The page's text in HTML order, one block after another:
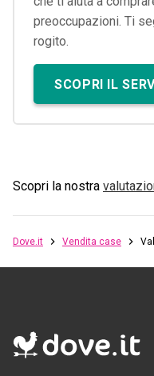
preoccupazioni. Ti
rogito.
SCOPRI IL
Scopri la nostra
Dove.it Vendita case